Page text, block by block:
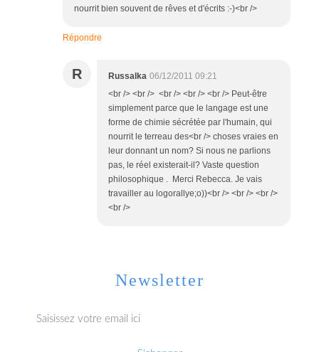
nourrit bien souvent de rêves et d'écrits :-)<br />
Répondre
R Russalka 06/12/2011 09:21
<br /> <br /> <br /> <br /> <br /> Peut-être
simplement parce que le langage est une
forme de chimie sécrétée par l'humain, qui
nourrit le terreau des<br /> choses vraies en
leur donnant un nom? Si nous ne parlions
pas, le réel existerait-il? Vaste question
philosophique . Merci Rebecca. Je vais
travailler au logorallye;o))<br /> <br /> <br />
<br />
Newsletter